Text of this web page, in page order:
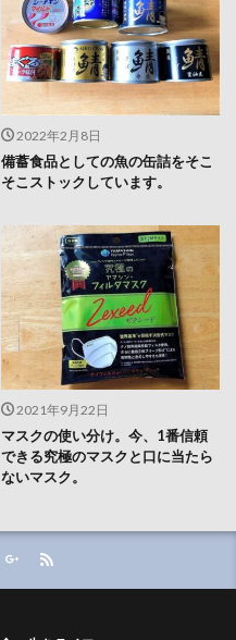
2022年2月8日
備蓄食品としての魚の缶詰をそこ
そこストックしています。
2021年9月22日
マスクの使い分け。今、1番信頼
できる究極のマスクと口に当たら
ないマスク。